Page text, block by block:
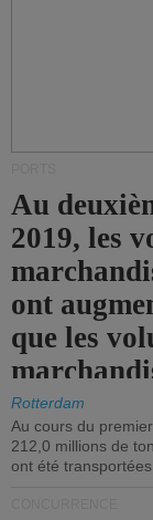
Au
2019, les
ont
que les
ont
Rotterdam
Au cours du
212,0 millions de
ont été transportées